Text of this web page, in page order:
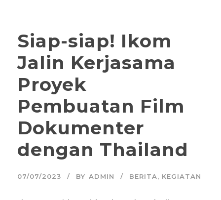
Siap-siap! Ikom
Jalin Kerjasama
Proyek
Pembuatan Film
Dokumenter
dengan Thailand
07/07/2023 BY ADMIN BERITA, KEGIATAN